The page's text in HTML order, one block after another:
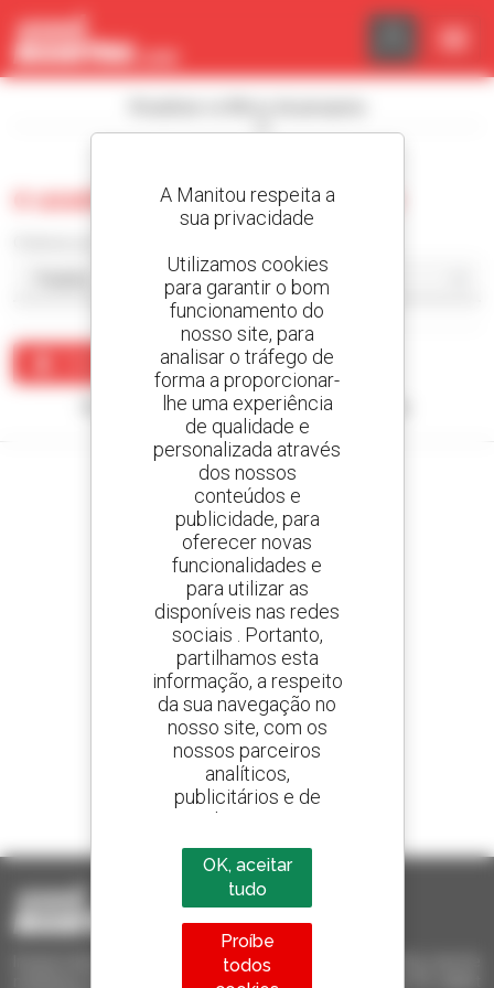
0 usado carregador compacto
Criar um alerta
Nenhum resultado corresponde à sua pesquisa.
Crie os seus alertas
e receba anúncios de equipamentos usados
800 concessionários
A Manitou em todo o mundo
1 em cada 4 telescópicos
vendido no mundo é um manitou
Invia le richieste a più concessionari contemporaneamente, ricevi le
notifiche in base agli alert impostati. Tutto questo dal tuo PC, tablet
Painel de Gerenciamento de Cookies
A Manitou respeita a
sua privacidade
Utilizamos cookies
para garantir o bom
funcionamento do
nosso site, para
analisar o tráfego de
forma a proporcionar-
lhe uma experiência
de qualidade e
personalizada através
dos nossos
conteúdos e
publicidade, para
oferecer novas
funcionalidades e
para utilizar as
disponíveis nas redes
sociais . Portanto,
partilhamos esta
informação, a respeito
da sua navegação no
nosso site, com os
nossos parceiros
analíticos,
publicitários e de
redes sociais
OK, aceitar
tudo
Proíbe
todos